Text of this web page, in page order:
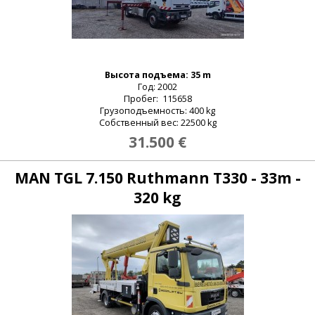
Высота подъема: 35 m
Год: 2002
Пробег: 115658
Грузоподъемность: 400 kg
Собственный вес: 22500 kg
31.500 €
MAN TGL 7.150 Ruthmann T330 - 33m -
320 kg